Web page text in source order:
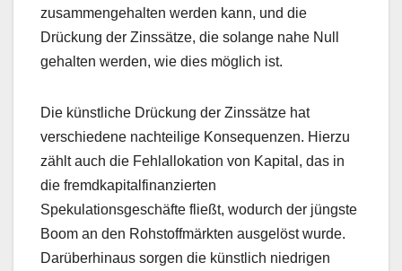
zusammengehalten werden kann, und die
Drückung der Zinssätze, die solange nahe Null
gehalten werden, wie dies möglich ist.
Die künstliche Drückung der Zinssätze hat
verschiedene nachteilige Konsequenzen. Hierzu
zählt auch die Fehlallokation von Kapital, das in
die fremdkapitalfinanzierten
Spekulationsgeschäfte fließt, wodurch der jüngste
Boom an den Rohstoffmärkten ausgelöst wurde.
Darüberhinaus sorgen die künstlich niedrigen